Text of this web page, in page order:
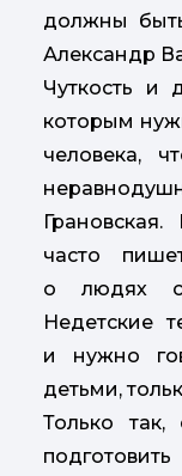
должны
Александр
Чуткость и
которым
человека,
часто
о людях с
Недетские
и нужно
детьми,
Только